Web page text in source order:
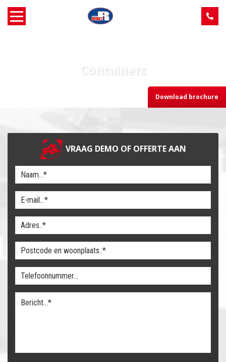
Service
Machine aanbod
Nieuws
Contact
Containers
Download brochure
VRAAG DEMO OF OFFERTE AAN